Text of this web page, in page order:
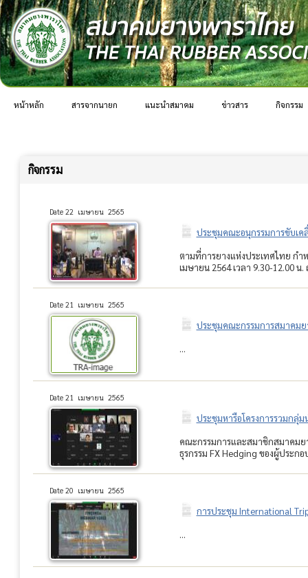
หน้าหลัก สารจากนายก แนะนำสมาคม ข่าวสาร กิจกรรม
กิจกรรม
Date 22 เมษายน 2565
ประชุมคณะอนุกรรมการขับเค
ตามที่การยางแห่งประเทศไทย ก
เมษายน 2564 เวลา 9.30-12.00
Date 21 เมษายน 2565
ประชุมคณะกรรมการสมาคมย
...
Date 21 เมษายน 2565
ประชุมหารือโครงการรวมกลุ่
คณะกรรมการและสมาชิกสมาคมย
ธุรกรรม FX Hedging ของผู้ประก
Date 20 เมษายน 2565
การประชุม International
...